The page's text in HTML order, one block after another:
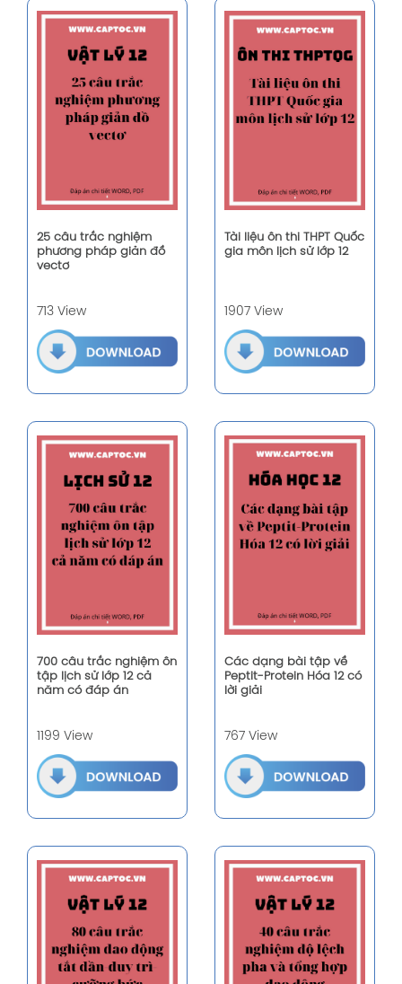
25 câu trắc nghiệm
phương pháp giản đồ
vectơ
713 View
Tài liệu ôn thi THPT Quốc
gia môn lịch sử lớp 12
1907 View
700 câu trắc nghiệm ôn
tập lịch sử lớp 12 cả
năm có đáp án
1199 View
Các dạng bài tập về
Peptit-Protein Hóa 12 có
lời giải
767 View